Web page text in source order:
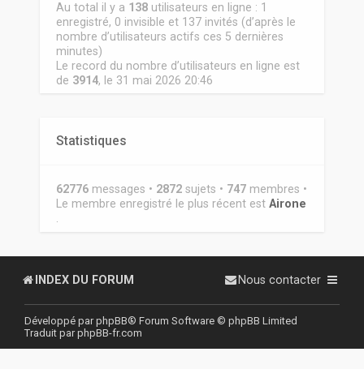
Au total il y a 138utilisateurs en ligne : 1
enregistré, 0 invisible et 137 invités (d’après le
nombre d’utilisateurs actifs ces 5 dernières
minutes)
Le record du nombre d’utilisateurs en ligne est
de 3914, le 31 mai 2026 20:46
Statistiques
62776messages • 2872sujets • 747membres •
Le membre enregistré le plus récent est Airone
.
INDEX DU FORUM Nous contacter
Développé parphpBB® Forum Software © phpBB Limited
Traduit parphpBB-fr.com